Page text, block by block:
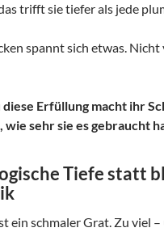
trifft sie tiefer als jede
spannt sich etwas. Nicht
Erfüllung macht ihr
wie sehr sie es gebraucht
Tiefe statt
ein schmaler Grat. Zu viel